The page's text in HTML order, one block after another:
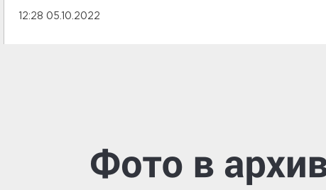
12:28 05.10.2022